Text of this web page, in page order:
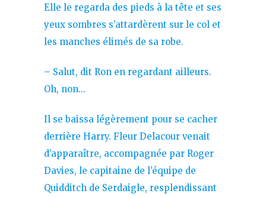
Elle le regarda des pieds à la tête et ses
yeux sombres s’attardèrent sur le col et
les manches élimés de sa robe.
– Salut, dit Ron en regardant ailleurs.
Oh, non…
Il se baissa légèrement pour se cacher
derrière Harry. Fleur Delacour venait
d’apparaître, accompagnée par Roger
Davies, le capitaine de l’équipe de
Quidditch de Serdaigle, resplendissant